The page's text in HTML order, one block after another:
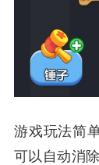
游戏玩法简
可以自动消